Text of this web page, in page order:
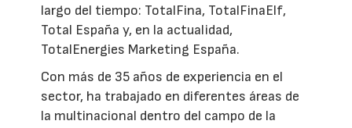
largo del tiempo: TotalFina, TotalFinaElf,
Total España y, en la actualidad,
TotalEnergies Marketing España.
Con más de 35 años de experiencia en el
sector, ha trabajado en diferentes áreas de
la multinacional dentro del campo de la